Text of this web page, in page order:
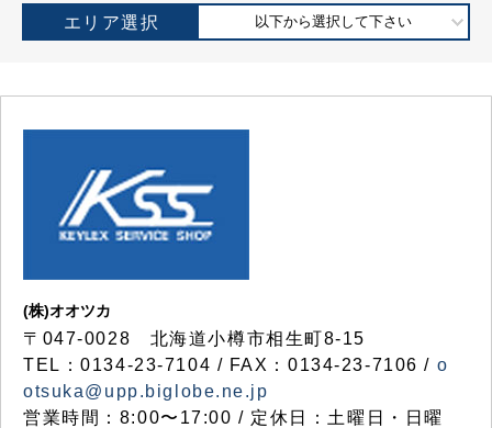
エリア選択 以下から選択して下さい
(株)オオツカ
〒047-0028 北海道小樽市相生町8-15
TEL：0134-23-7104 / FAX：0134-23-7106 / o
otsuka@upp.biglobe.ne.jp
営業時間：8:00〜17:00 / 定休日：土曜日・日曜